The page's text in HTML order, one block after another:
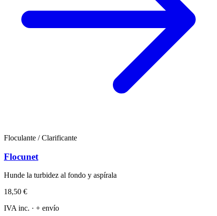
Floculante / Clarificante
Flocunet
Hunde la turbidez al fondo y aspírala
18,50 €
IVA inc. · + envío